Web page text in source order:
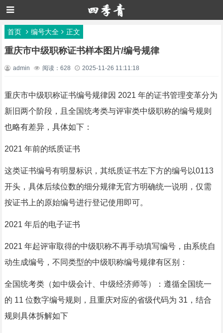
首页 编号大全 正文
重庆市中级职称证书样本图片/编号规律
admin 阅读：628 2025-11-26 11:11:18
重庆市中级职称证书编号规律因 2021 年的证书管理变革分为
新旧两个阶段，且全国统考类与评审类中级职称的编号规则
也略有差异，具体如下：
2021 年前的纸质证书
这类证书编号有明显标识，其纸质证书左下方的编号以0113
开头，具体后续位数的细分规律无官方明确统一说明，仅需
按证书上的原始编号进行登记使用即可。
2021 年后的电子证书
2021 年起评审取得的中级职称不再手动填写编号，由系统自
动生成编号，不同类型的中级职称编号规律有区别：
全国统考类（如中级会计、中级经济师等）：遵循全国统一
的 11 位数字编号规则，且重庆对应的省级代码为 31，结合
规则具体拆解如下